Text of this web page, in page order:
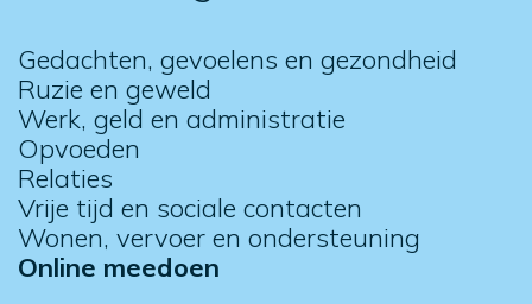
Gedachten, gevoelens en gezondheid
Ruzie en geweld
Werk, geld en administratie
Opvoeden
Relaties
Vrije tijd en sociale contacten
Wonen, vervoer en ondersteuning
Online meedoen